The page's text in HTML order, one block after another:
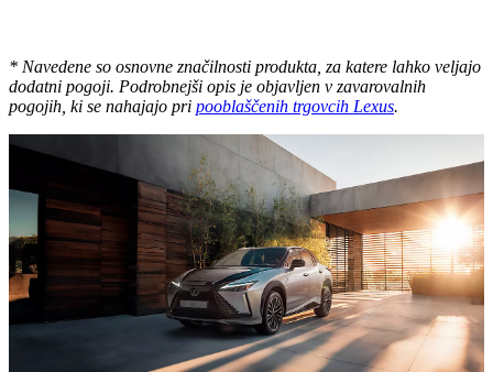
* Navedene so osnovne značilnosti produkta, za katere lahko veljajo
dodatni pogoji. Podrobnejši opis je objavljen v zavarovalnih
pogojih, ki se nahajajo pri pooblaščenih trgovcih Lexus.